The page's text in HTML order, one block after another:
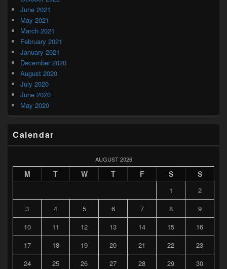
June 2021
May 2021
March 2021
February 2021
January 2021
December 2020
August 2020
July 2020
June 2020
May 2020
Calendar
AUGUST 2026
M T W T F S S
1
2
3
4 5 6 7 8
9
10
11 12 13 14 15
16
17
18 19 20 21 22
23
24
25 26 27 28 29
30